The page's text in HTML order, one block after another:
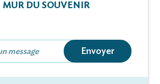
MUR DU SOUVENIR
Envoyer